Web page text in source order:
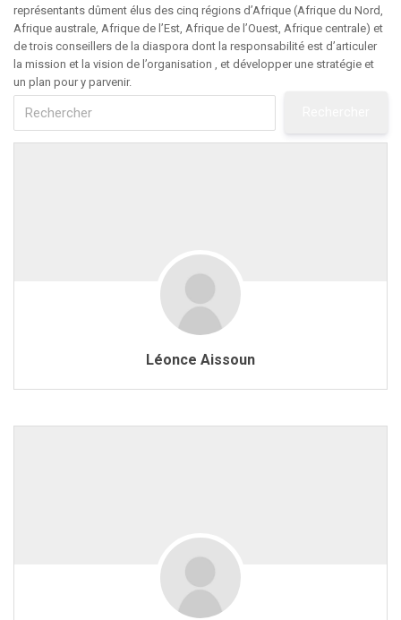
représentants dûment élus des cinq régions d’Afrique (Afrique du Nord,
Afrique australe, Afrique de l’Est, Afrique de l’Ouest, Afrique centrale) et
de trois conseillers de la diaspora dont la responsabilité est d’articuler
la mission et la vision de l’organisation , et développer une stratégie et
un plan pour y parvenir.
Léonce Aissoun